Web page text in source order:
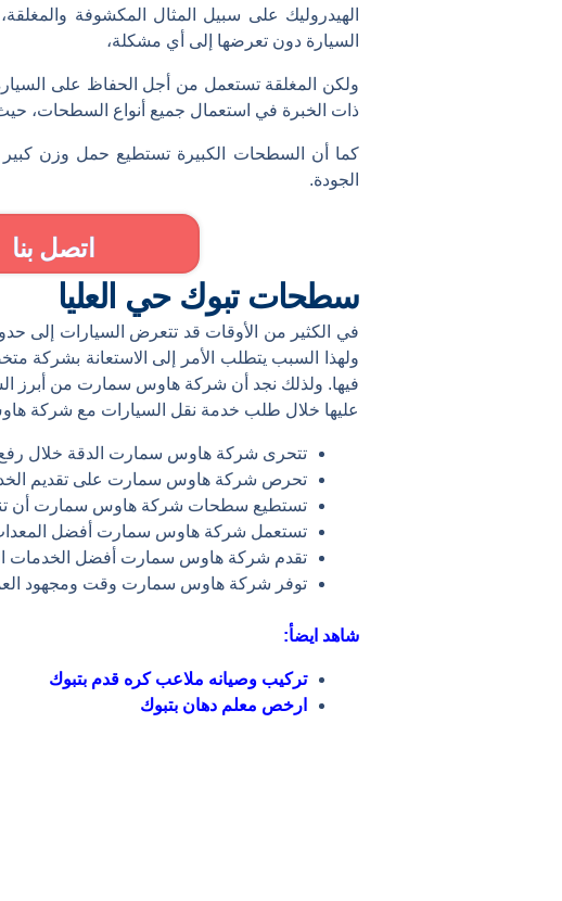
الهيدروليك على سبيل المثال المكشوفة
السيارة دون تعرضها إلى أي مشكلة،
ولكن المغلقة تستعمل من أجل الحفاظ على
ذات الخبرة في استعمال جميع أنواع السطحات،
كما أن السطحات الكبيرة تستطيع حمل وزن
الجودة.
اتصل بنا
سطحات تبوك حي العليا
في الكثير من الأوقات قد تتعرض السيارات
فيها. ولذلك نجد أن شركة هاوس سمارت من أبرز
عليها خلال طلب خدمة نقل السيارات مع شركة
تتحرى شركة هاوس سمارت الدقة خلال رفع
تحرص شركة هاوس سمارت على تقديم
تستطيع سطحات شركة هاوس سمارت أن
تستعمل شركة هاوس سمارت أفضل المعدات
تقدم شركة هاوس سمارت أفضل الخدمات
توفر شركة هاوس سمارت وقت ومجهود
شاهد ايضأ:
تركيب وصيانه ملاعب كره قدم بتبوك
ارخص معلم دهان بتبوك